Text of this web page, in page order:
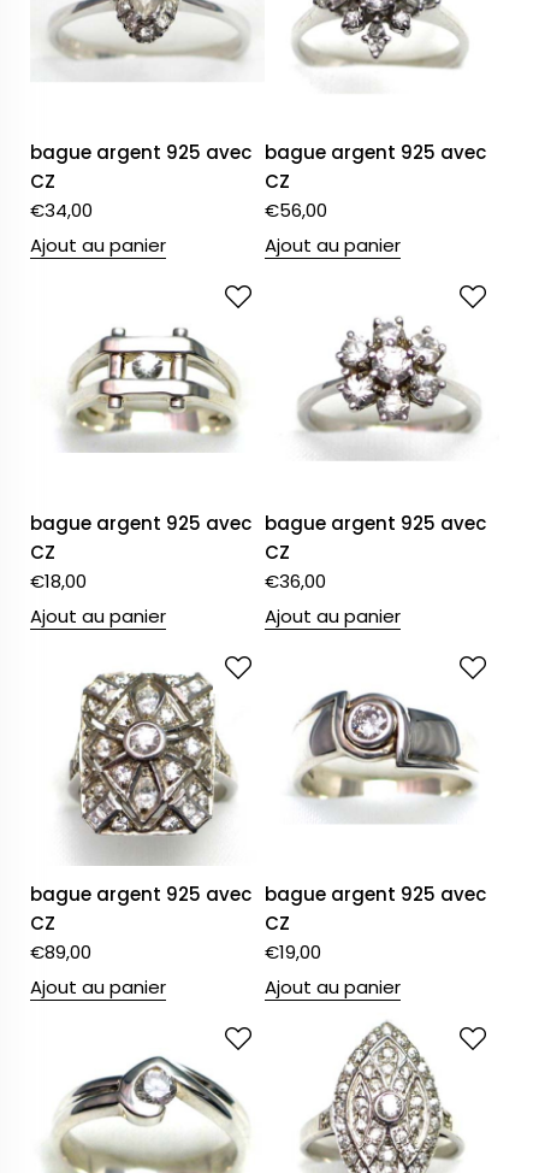
bague argent 925 avec
CZ
€34,00
Ajout au panier
bague argent 925 avec
CZ
€56,00
Ajout au panier
bague argent 925 avec
CZ
€18,00
Ajout au panier
bague argent 925 avec
CZ
€36,00
Ajout au panier
bague argent 925 avec
CZ
€89,00
Ajout au panier
bague argent 925 avec
CZ
€19,00
Ajout au panier